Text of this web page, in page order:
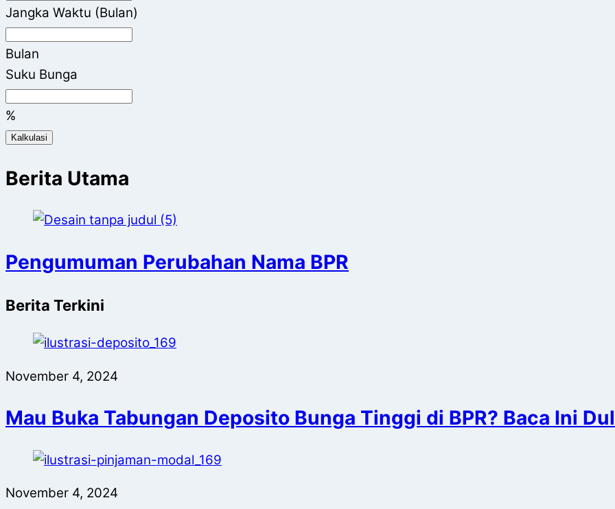
Jangka Waktu (Bulan)
Bulan
Suku Bunga
%
Kalkulasi
Berita Utama
Pengumuman Perubahan Nama BPR
Berita Terkini
November 4, 2024
Mau Buka Tabungan Deposito Bunga Tinggi di BPR? Baca Ini
November 4, 2024